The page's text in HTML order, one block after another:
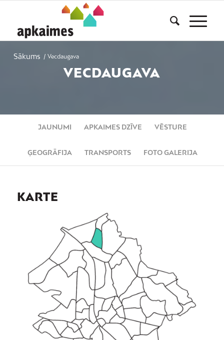
Sākums / Vecdaugava
VECDAUGAVA
JAUNUMI APKAIMES DZĪVE VĒSTURE
ĢEOGRĀFIJA TRANSPORTS FOTO GALERIJA
KARTE